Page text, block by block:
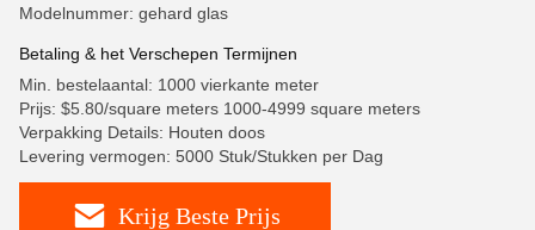
Modelnummer: gehard glas
Betaling & het Verschepen Termijnen
Min. bestelaantal: 1000 vierkante meter
Prijs: $5.80/square meters 1000-4999 square meters
Verpakking Details: Houten doos
Levering vermogen: 5000 Stuk/Stukken per Dag
Krijg Beste Prijs